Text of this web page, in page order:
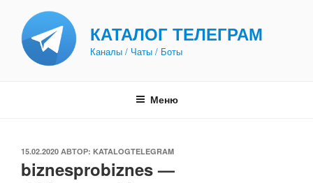
содержимому
КАТАЛОГ ТЕЛЕГРАМ
Каналы / Чаты / Боты
Меню
ОПУБЛИКОВАНО
15.02.2020 АВТОР: KATALOGTELEGRAM
biznesprobiznes —